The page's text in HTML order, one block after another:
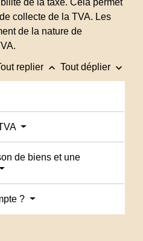
de la taxe. Cela permet
collecte de la TVA. Les
de la nature de
replier keyboard_arrow_up Tout déplier keyboard_arrow_down
de biens et une
?